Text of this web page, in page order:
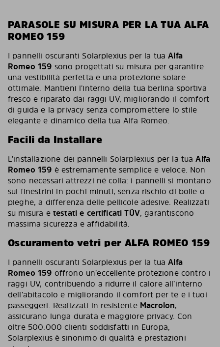
PARASOLE SU MISURA PER LA TUA ALFA
ROMEO 159
I pannelli oscuranti Solarplexius per la tuaAlfa
Romeo 159 sono progettati su misura per garantire
una vestibilità perfetta e una protezione solare
ottimale. Mantieni l’interno della tua berlina sportiva
fresco e riparato dai raggi UV, migliorando il comfort
di guida e la privacy senza compromettere lo stile
elegante e dinamico della tua Alfa Romeo.
Facili da Installare
L’installazione dei pannelli Solarplexius per la tuaAlfa
Romeo 159 è estremamente semplice e veloce. Non
sono necessari attrezzi né colla: i pannelli si montano
sui finestrini in pochi minuti, senza rischio di bolle o
pieghe, a differenza delle pellicole adesive. Realizzati
su misura e testati e certificati TÜV, garantiscono
massima sicurezza e affidabilità.
Oscuramento vetri per ALFA ROMEO 159
I pannelli oscuranti Solarplexius per la tuaAlfa
Romeo 159 offrono un’eccellente protezione contro i
raggi UV, contribuendo a ridurre il calore all’interno
dell’abitacolo e migliorando il comfort per te e i tuoi
passeggeri. Realizzati in resistente Macrolon,
assicurano lunga durata e maggiore privacy. Con
oltre 500.000 clienti soddisfatti in Europa,
Solarplexius è sinonimo di qualità e prestazioni